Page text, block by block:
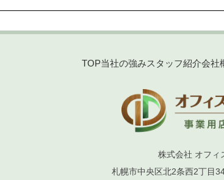
TOP当社の強みスタッフ紹介会社
株式会社 オフィ
札幌市中央区北2条西2丁目